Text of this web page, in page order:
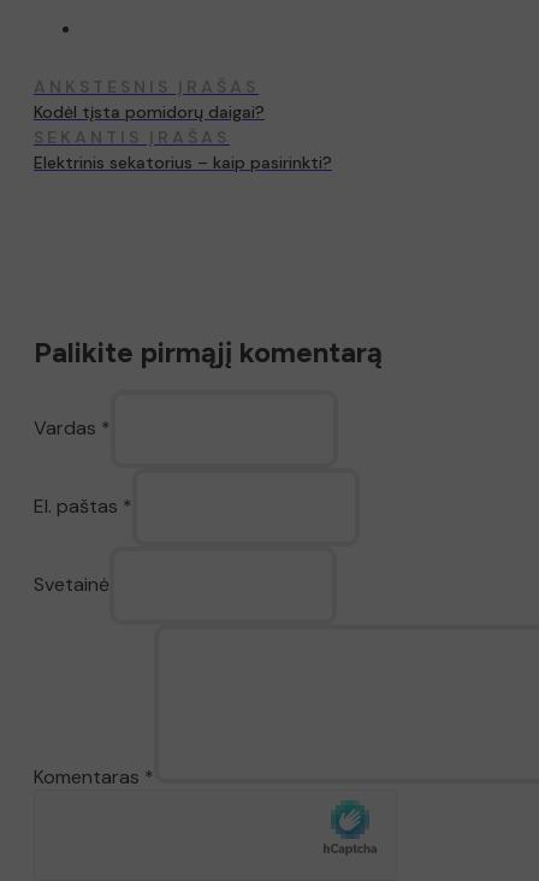
ANKSTESNIS ĮRAŠAS
Kodėl tįsta pomidorų daigai?
SEKANTIS ĮRAŠAS
Elektrinis sekatorius – kaip pasirinkti?
Palikite pirmąjį komentarą
Vardas *
El. paštas *
Svetainė
Komentaras *